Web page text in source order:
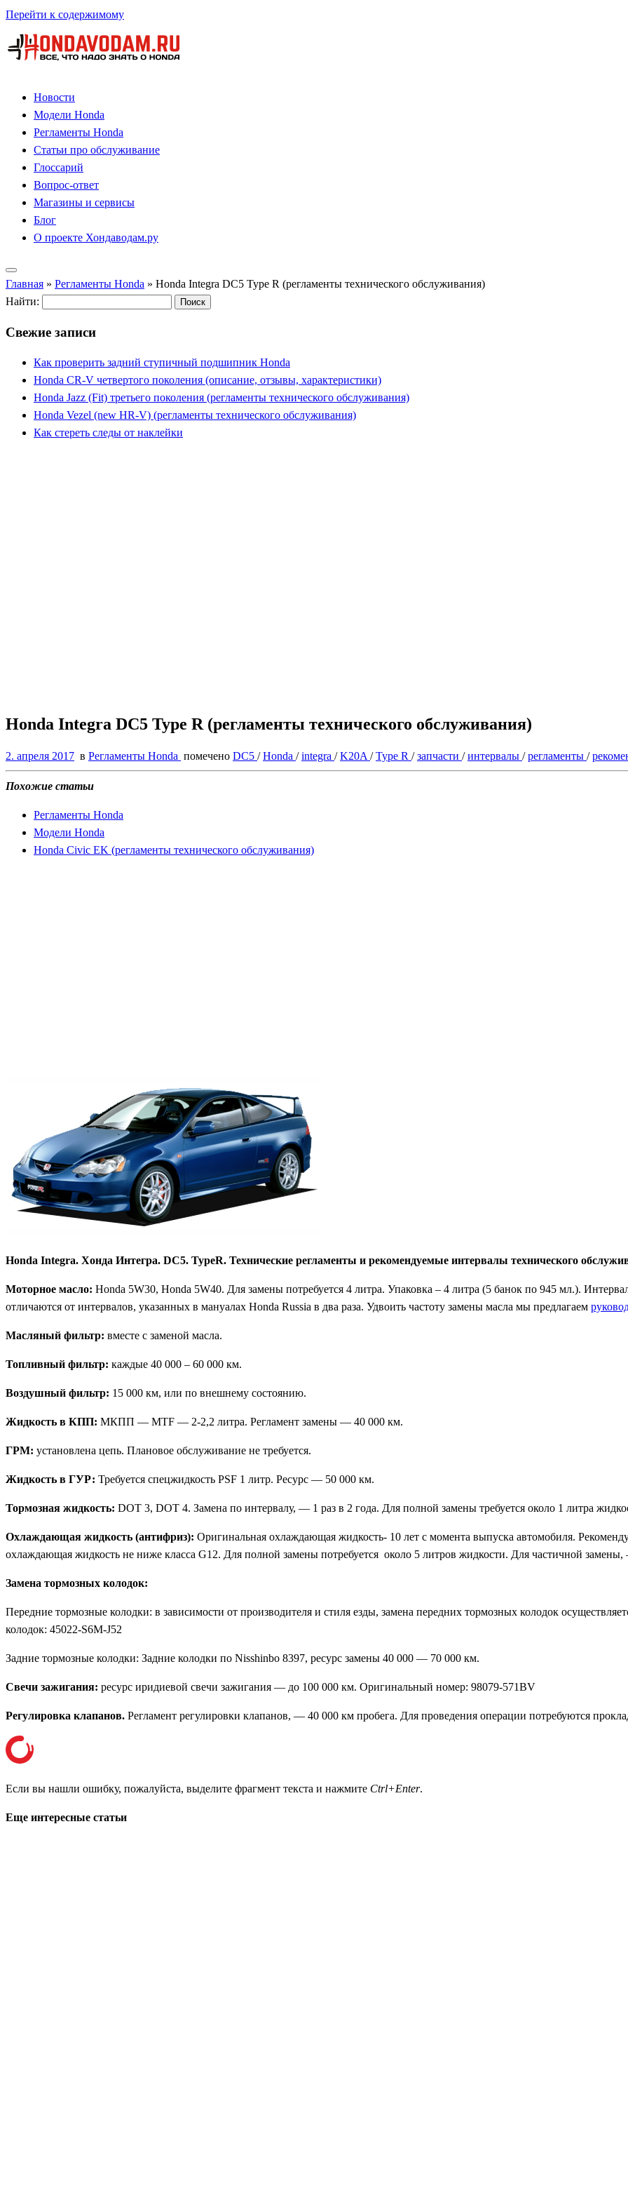
Перейти к содержимому
Новости
Модели Honda
Регламенты Honda
Статьи про обслуживание
Глоссарий
Вопрос-ответ
Магазины и сервисы
Блог
О проекте Хондаводам.ру
Главная » Регламенты Honda » Honda Integra DC5 Type R (регламенты технического обслуживания)
Найти:
Свежие записи
Как проверить задний ступичный подшипник Honda
Honda CR-V четвертого поколения (описание, отзывы, характеристики)
Honda Jazz (Fit) третьего поколения (регламенты технического обслуживания)
Honda Vezel (new HR-V) (регламенты технического обслуживания)
Как стереть следы от наклейки
Honda Integra DC5 Type R (регламенты технического обслуживания)
2. апреля 2017 в Регламенты Honda помечено DC5 /Honda /integra /K20A /Type R /запчасти /интервалы /регламенты /
Похожие статьи
Регламенты Honda
Модели Honda
Honda Civic EK (регламенты технического обслуживания)
Honda Integra. Хонда Интегра. DC5. TypeR. Технические регламенты и рекомендуемые интервалы технического
Моторное масло: Honda 5W30, Honda 5W40. Для замены потребуется 4 литра. Упаковка – 4 литра (5 банок по 945 мл.).
отличаются от интервалов, указанных в мануалах Honda Russia в два раза. Удвоить частоту замены масла мы предлагаем
Масляный фильтр: вместе с заменой масла.
Топливный фильтр: каждые 40 000 – 60 000 км.
Воздушный фильтр: 15 000 км, или по внешнему состоянию.
Жидкость в КПП: МКПП — MTF — 2-2,2 литра. Регламент замены — 40 000 км.
ГРМ: установлена цепь. Плановое обслуживание не требуется.
Жидкость в ГУР: Требуется спецжидкость PSF 1 литр. Ресурс — 50 000 км.
Тормозная жидкость: DOT 3, DOT 4. Замена по интервалу, — 1 раз в 2 года. Для полной замены требуется около 1 литра
Охлаждающая жидкость (антифриз): Оригинальная охлаждающая жидкость- 10 лет с момента выпуска автомобиля.
охлаждающая жидкость не ниже класса G12. Для полной замены потребуется около 5 литров жидкости. Для частичной
Замена тормозных колодок:
Передние тормозные колодки: в зависимости от производителя и стиля езды, замена передних тормозных колодок
колодок: 45022-S6M-J52
Задние тормозные колодки: Задние колодки по Nisshinbo 8397, ресурс замены 40 000 — 70 000 км.
Свечи зажигания: ресурс иридиевой свечи зажигания — до 100 000 км. Оригинальный номер: 98079-571BV
Регулировка клапанов. Регламент регулировки клапанов, — 40 000 км пробега. Для проведения операции потребуются
Если вы нашли ошибку, пожалуйста, выделите фрагмент текста и нажмите Ctrl+Enter.
Еще интересные статьи